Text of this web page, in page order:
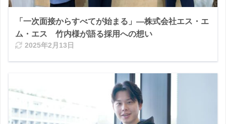
「一次面接からすべてが始まる」―株式会社エス・エ
ム・エス 竹内様が語る採用への想い
2025年2月13日